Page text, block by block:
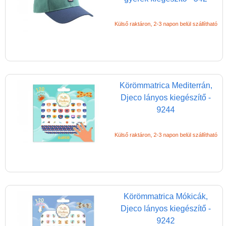
Külső raktáron, 2-3 napon belül szállítható
Körömmatrica Mediterrán,
Djeco lányos kiegészítő -
9244
Külső raktáron, 2-3 napon belül szállítható
Körömmatrica Mókicák,
Djeco lányos kiegészítő -
9242